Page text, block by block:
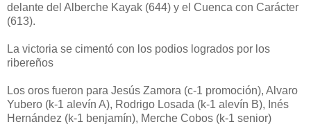
delante del Alberche Kayak (644) y el Cuenca con Carácter
(613).
La victoria se cimentó con los podios logrados por los
ribereños
Los oros fueron para Jesús Zamora (c-1 promoción), Alvaro
Yubero (k-1 alevín A), Rodrigo Losada (k-1 alevín B), Inés
Hernández (k-1 benjamín), Merche Cobos (k-1 senior)